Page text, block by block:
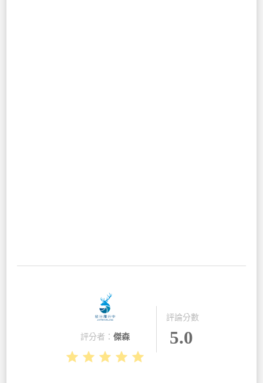
評分者： 傑森
評論分數
5.0